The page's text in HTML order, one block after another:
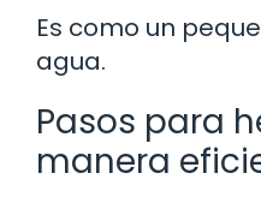
Es como un
agua.
Pasos para
manera